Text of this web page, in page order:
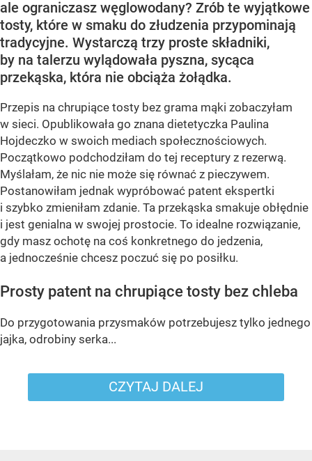
ale ograniczasz węglowodany? Zrób te wyjątkowe
tosty, które w smaku do złudzenia przypominają
tradycyjne. Wystarczą trzy proste składniki,
by na talerzu wylądowała pyszna, sycąca
przekąska, która nie obciąża żołądka.
Przepis na chrupiące tosty bez grama mąki zobaczyłam
w sieci. Opublikowała go znana dietetyczka Paulina
Hojdeczko w swoich mediach społecznościowych.
Początkowo podchodziłam do tej receptury z rezerwą.
Myślałam, że nic nie może się równać z pieczywem.
Postanowiłam jednak wypróbować patent ekspertki
i szybko zmieniłam zdanie. Ta przekąska smakuje obłędnie
i jest genialna w swojej prostocie. To idealne rozwiązanie,
gdy masz ochotę na coś konkretnego do jedzenia,
a jednocześnie chcesz poczuć się po posiłku.
Prosty patent na chrupiące tosty bez chleba
Do przygotowania przysmaków potrzebujesz tylko jednego
jajka, odrobiny serka...
CZYTAJ DALEJ